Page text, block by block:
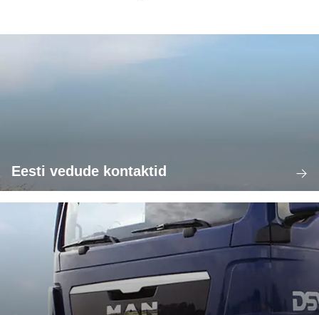
Eesti vedude kontaktid